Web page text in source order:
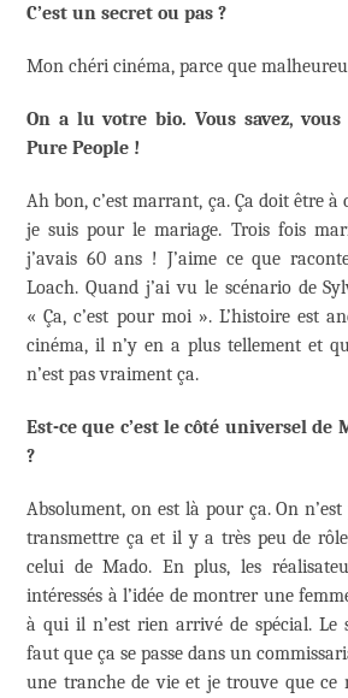
C’est un secret ou pas ?
Mon chéri cinéma, parce que
On a lu votre bio. Vous savez,
Pure People !
Ah bon, c’est marrant, ça. Ça doit être à
je suis pour le mariage. Trois fois
j’avais 60 ans ! J’aime ce que
Loach. Quand j’ai vu le scénario de
« Ça, c’est pour moi ». L’histoire est
cinéma, il n’y en a plus tellement et
n’est pas vraiment ça.
Est-ce que c’est le côté universel de
?
Absolument, on est là pour ça. On
transmettre ça et il y a très peu de
celui de Mado. En plus, les
intéressés à l’idée de montrer une
à qui il n’est rien arrivé de spécial. Le
faut que ça se passe dans un
une tranche de vie et je trouve que ce